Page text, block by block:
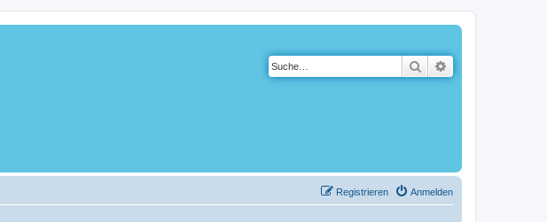
Suche
Anmelden
Registrieren